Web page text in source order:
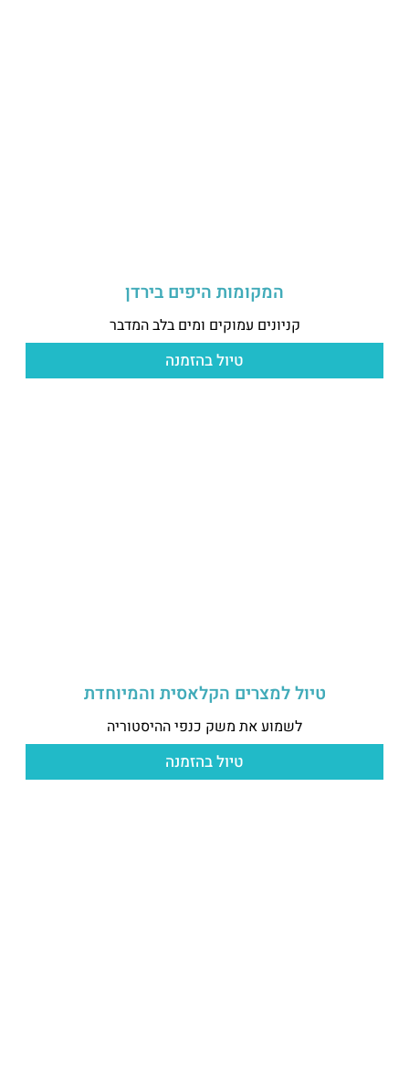
המקומות היפים בירדן
קניונים עמוקים ומים בלב המדבר
טיול בהזמנה
טיול למצרים הקלאסית והמיוחדת
לשמוע את משק כנפי ההיסטוריה
טיול בהזמנה